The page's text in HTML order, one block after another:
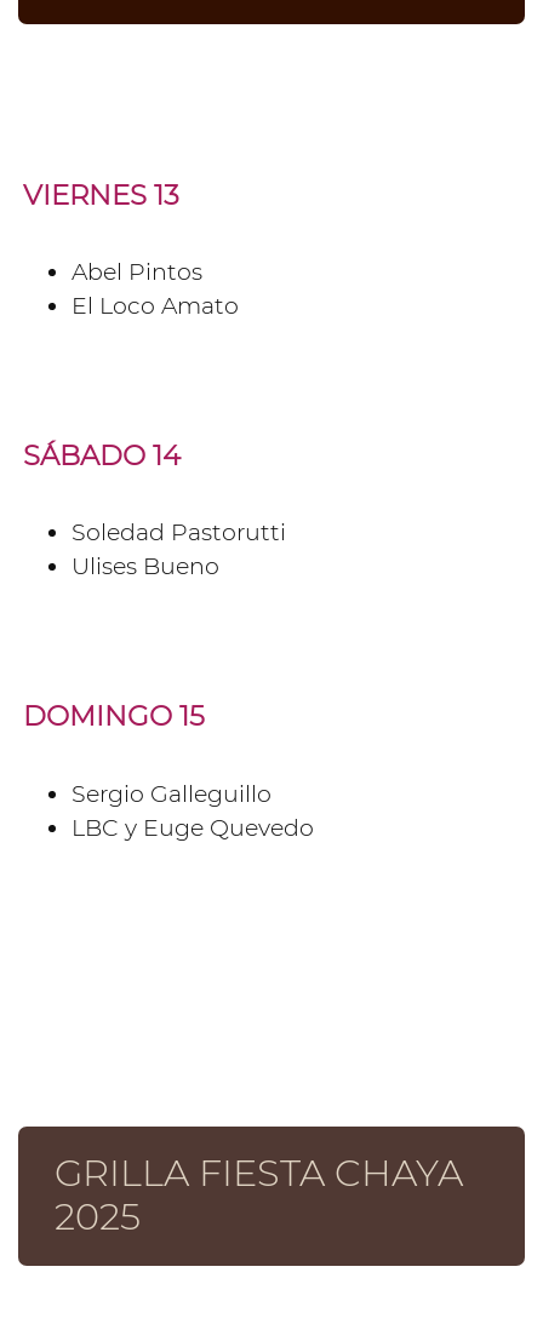
VIERNES 13
Abel Pintos
El Loco Amato
SÁBADO 14
Soledad Pastorutti
Ulises Bueno
DOMINGO 15
Sergio Galleguillo
LBC y Euge Quevedo
GRILLA FIESTA CHAYA
2025